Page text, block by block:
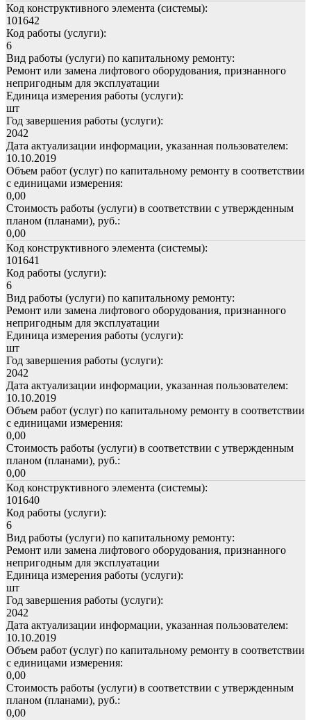
Код конструктивного элемента (системы):
101642
Код работы (услуги):
6
Вид работы (услуги) по капитальному ремонту:
Ремонт или замена лифтового оборудования, признанного
непригодным для эксплуатации
Единица измерения работы (услуги):
шт
Год завершения работы (услуги):
2042
Дата актуализации информации, указанная пользователем:
10.10.2019
Объем работ (услуг) по капитальному ремонту в соответствии
с единицами измерения:
0,00
Стоимость работы (услуги) в соответствии с утвержденным
планом (планами), руб.:
0,00
Код конструктивного элемента (системы):
101641
Код работы (услуги):
6
Вид работы (услуги) по капитальному ремонту:
Ремонт или замена лифтового оборудования, признанного
непригодным для эксплуатации
Единица измерения работы (услуги):
шт
Год завершения работы (услуги):
2042
Дата актуализации информации, указанная пользователем:
10.10.2019
Объем работ (услуг) по капитальному ремонту в соответствии
с единицами измерения:
0,00
Стоимость работы (услуги) в соответствии с утвержденным
планом (планами), руб.:
0,00
Код конструктивного элемента (системы):
101640
Код работы (услуги):
6
Вид работы (услуги) по капитальному ремонту:
Ремонт или замена лифтового оборудования, признанного
непригодным для эксплуатации
Единица измерения работы (услуги):
шт
Год завершения работы (услуги):
2042
Дата актуализации информации, указанная пользователем:
10.10.2019
Объем работ (услуг) по капитальному ремонту в соответствии
с единицами измерения:
0,00
Стоимость работы (услуги) в соответствии с утвержденным
планом (планами), руб.:
0,00